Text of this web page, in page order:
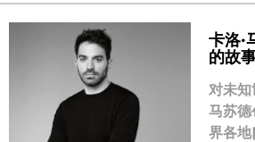
卡洛·
的故
对未知
马苏
界各